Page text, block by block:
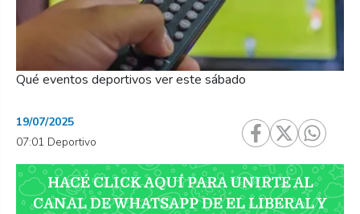
Qué eventos deportivos ver este sábado
19/07/2025
07:01 Deportivo
HACÉ CLICK AQUÍ PARA UNIRTE AL
CANAL DE WHATSAPP DE EL LIBERAL Y